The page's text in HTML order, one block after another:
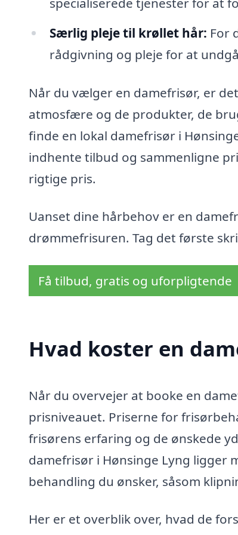
Særlig pleje til krøllet hår: For
rådgivning og pleje for at
Når du vælger en damefrisør, er
atmosfære og de produkter, de
finde en lokal damefrisør i
indhente tilbud og sammenligne
rigtige pris.
Uanset dine hårbehov er en
drømmefrisuren. Tag det første
Få tilbud, gratis og uforpligtende
Hvad koster en
Når du overvejer at booke en
prisniveauet. Priserne for
frisørens erfaring og de ønskede
damefrisør i Hønsinge Lyng ligger
behandling du ønsker, såsom
Her er et overblik over, hvad de